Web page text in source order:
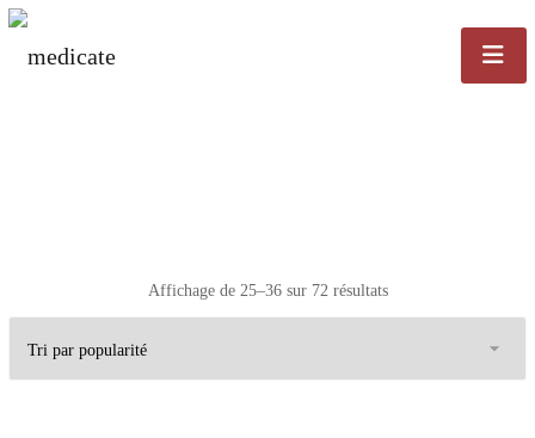
Affichage de 25–36 sur 72 résultatsTrié par popularité